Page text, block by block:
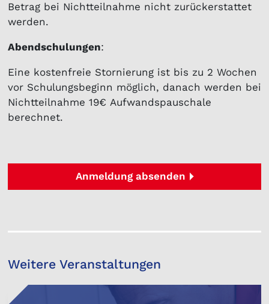
Betrag bei Nichtteilnahme nicht zurückerstattet
werden.
Abendschulungen:
Eine kostenfreie Stornierung ist bis zu 2 Wochen
vor Schulungsbeginn möglich, danach werden bei
Nichtteilnahme 19€ Aufwandspauschale
berechnet.
Anmeldung absenden
Weitere Veranstaltungen